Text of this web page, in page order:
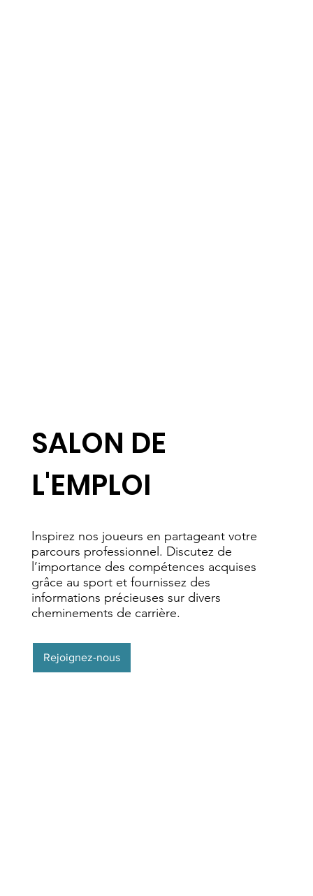
SALON DE
L'EMPLOI
Inspirez nos joueurs en partageant votre
parcours professionnel. Discutez de
l’importance des compétences acquises
grâce au sport et fournissez des
informations précieuses sur divers
cheminements de carrière.
Rejoignez-nous